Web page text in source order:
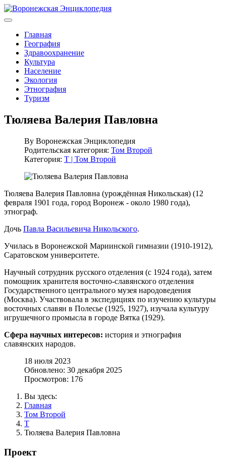
Главная
География
Здравоохранение
Культура
Население
Экология
Этнография
Туризм
Тюляева Валерия Павловна
By Воронежская Энциклопедия
Родительская категория: Том Второй
Категория: Т | Том Второй
Тюляева Валерия Павловна (урождённая Никольская) (12
февраля 1901 года, город Воронеж - около 1980 года),
этнограф.
Дочь Павла Васильевича Никольского.
Училась в Воронежской Мариинской гимназии (1910-1912),
Саратовском университете.
Научный сотрудник русского отделения (с 1924 года), затем
помощник хранителя восточно-славянского отделения
Государственного центрального музея народоведения
(Москва). Участвовала в экспедициях по изучению культуры
восточных славян в Полесье (1925, 1927), изучала культуру
игрушечного промысла в городе Вятка (1929).
Сфера научных интересов: история и этнография
славянских народов.
18 июля 2023
Обновлено: 30 декабря 2025
Просмотров: 176
Вы здесь:
Главная
Том Второй
Т
Тюляева Валерия Павловна
Проект